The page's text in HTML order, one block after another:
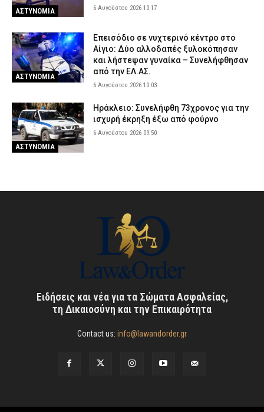
ΑΣΤΥΝΟΜΙΑ 6 Αυγούστου 2026 10:17
ΑΣΤΥΝΟΜΙΑ
Επεισόδιο σε νυχτερινό κέντρο στο
Αίγιο: Δύο αλλοδαπές ξυλοκόπησαν
και λήστεψαν γυναίκα – Συνελήφθησαν
από την ΕΛ.ΑΣ.
6 Αυγούστου 2026 10:03
ΑΣΤΥΝΟΜΙΑ
Ηράκλειο: Συνελήφθη 73χρονος για την
ισχυρή έκρηξη έξω από φούρνο
6 Αυγούστου 2026 09:50
Ειδήσεις και νέα για τα Σώματα Ασφαλείας,
τη Δικαιοσύνη και την Επικαιρότητα
Contact us: info@lawandorder.gr